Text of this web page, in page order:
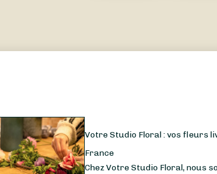
Votre Studio Floral : vos fleurs
France
Chez Votre Studio Floral, nous